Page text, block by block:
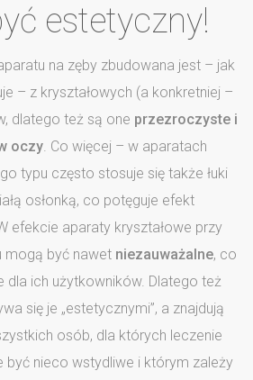
estetyczny!
na zęby zbudowana jest – jak
– z kryształowych (a konkretniej –
dlatego też są one przezroczyste i
oczy. Co więcej – w aparatach
typu często stosuje się także łuki
osłonką, co potęguje efekt
efekcie aparaty kryształowe przy
mogą być nawet niezauważalne, co
dla ich użytkowników. Dlatego też
się je „estetycznymi”, a znajdują
osób, dla których leczenie
nieco wstydliwe i którym zależy